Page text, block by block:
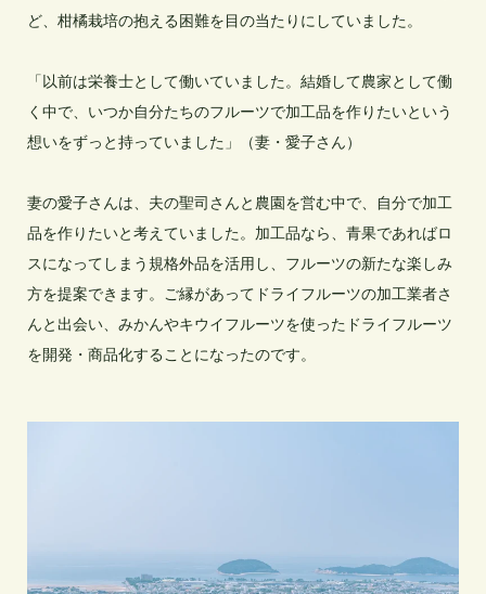
ど、柑橘栽培の抱える困難を目の当たりにしていました。
「以前は栄養士として働いていました。結婚して農家として働
く中で、いつか自分たちのフルーツで加工品を作りたいという
想いをずっと持っていました」（妻・愛子さん）
妻の愛子さんは、夫の聖司さんと農園を営む中で、自分で加工
品を作りたいと考えていました。加工品なら、青果であればロ
スになってしまう規格外品を活用し、フルーツの新たな楽しみ
方を提案できます。ご縁があってドライフルーツの加工業者さ
んと出会い、みかんやキウイフルーツを使ったドライフルーツ
を開発・商品化することになったのです。